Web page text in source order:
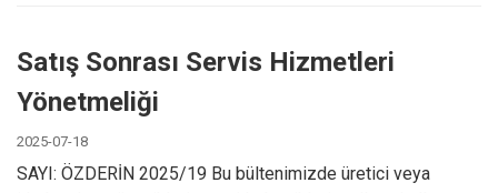
Satış Sonrası Servis Hizmetleri
Yönetmeliği
2025-07-18
SAYI: ÖZDERİN 2025/19 Bu bültenimizde üretici veya